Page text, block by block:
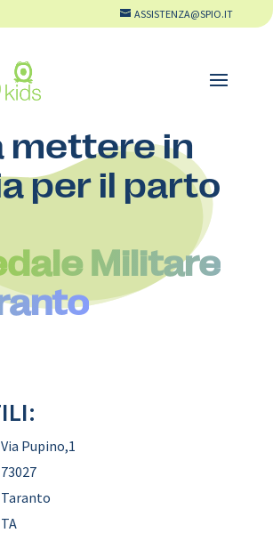
ASSISTENZA@SPIO.IT
mettere in
per il parto
Militare
Via Pupino,1
73027
Taranto
TA